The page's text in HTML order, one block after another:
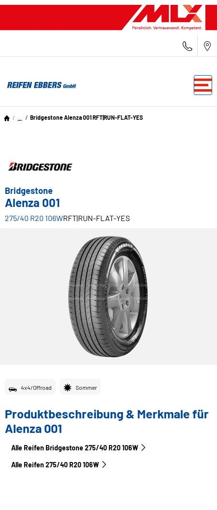
Bridgestone Alenza 001 RFT|RUN-FLAT-YES
Bridgestone
Alenza 001
275/40 R20 106WRFT|RUN-FLAT-YES
4x4/Offroad Sommer
Produktbeschreibung & Merkmale für
Alenza 001
Alle Reifen Bridgestone 275/40 R20 106W
Alle Reifen‎ 275/40 R20 106W